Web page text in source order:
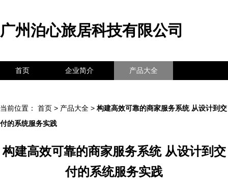
广州泊心旅居科技有限公司
首页 企业简介 产品大全
当前位置： 首页 > 产品大全 > 构建高效可靠的商家服务系统 从设计到交
付的系统服务实践
构建高效可靠的商家服务系统 从设计到交
付的系统服务实践